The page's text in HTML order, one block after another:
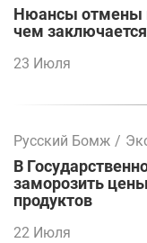
Нюансы отмены
чем
23 Июля
Русский Бомж /
В
заморозить
продуктов
22 Июля